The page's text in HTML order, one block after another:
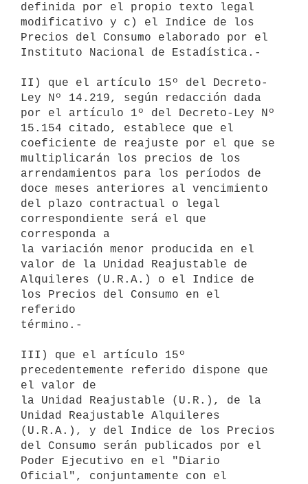
definida por el propio texto legal
modificativo y c) el Indice de los
Precios del Consumo elaborado por el
Instituto Nacional de Estadística.-
II) que el artículo 15º del Decreto-
Ley Nº 14.219, según redacción dada
por el artículo 1º del Decreto-Ley Nº
15.154 citado, establece que el
coeficiente de reajuste por el que se
multiplicarán los precios de los
arrendamientos para los períodos de
doce meses anteriores al vencimiento
del plazo contractual o legal
correspondiente será el que
corresponda a
la variación menor producida en el
valor de la Unidad Reajustable de
Alquileres (U.R.A.) o el Indice de
los Precios del Consumo en el
referido
término.-
III) que el artículo 15º
precedentemente referido dispone que
el valor de
la Unidad Reajustable (U.R.), de la
Unidad Reajustable Alquileres
(U.R.A.), y del Indice de los Precios
del Consumo serán publicados por el
Poder Ejecutivo en el "Diario
Oficial", conjuntamente con el